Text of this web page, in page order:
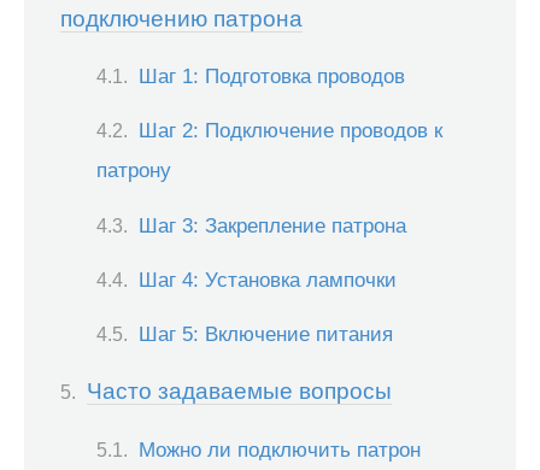
подключению патрона
Шаг 1: Подготовка проводов
Шаг 2: Подключение проводов к
патрону
Шаг 3: Закрепление патрона
Шаг 4: Установка лампочки
Шаг 5: Включение питания
Часто задаваемые вопросы
Можно ли подключить патрон